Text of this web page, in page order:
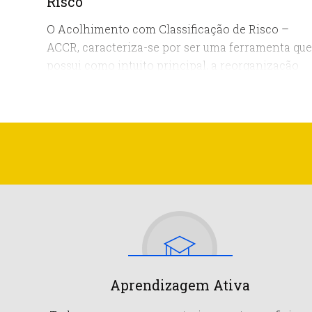
O Acolhimento com Classificação de Risco –
ACCR, caracteriza-se por ser uma ferramenta que
possui como intuito principal, a reorganização
forma e no resultado do atendimento do usuário
Aprendizagem Ativa